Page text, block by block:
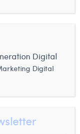
Digital
Digital